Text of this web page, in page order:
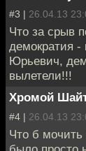
#3 | 26.04.13
Что за срыв
демократия -
Юрьевич,
вылетели!!!
Хромой
#4 | 26.04.13
Что б мочить